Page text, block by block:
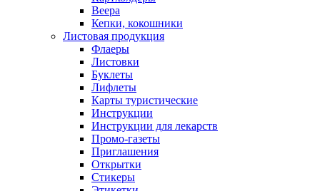
Веера
Кепки, кокошники
Листовая продукция
Флаеры
Листовки
Буклеты
Лифлеты
Карты туристические
Инструкции
Инструкции для лекарств
Промо-газеты
Приглашения
Открытки
Стикеры